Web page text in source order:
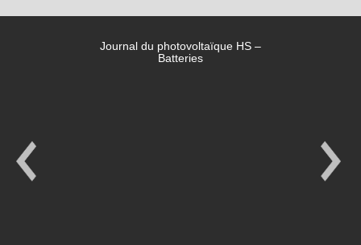
Journal du photovoltaïque HS –
Batteries